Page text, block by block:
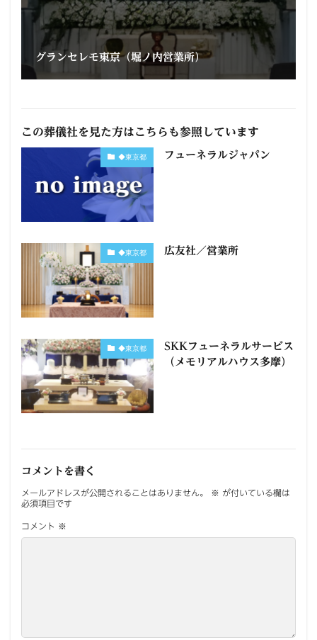
グランセレモ東京（堀ノ内営業所）
この葬儀社を見た方はこちらも参照しています
◆東京都 フューネラルジャパン
◆東京都 広友社／営業所
◆東京都
SKKフューネラルサービス
（メモリアルハウス多摩）
コメントを書く
メールアドレスが公開されることはありません。 ※ が付いている欄は
必須項目です
コメント ※